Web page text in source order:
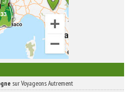
sur Voyageons Autrement